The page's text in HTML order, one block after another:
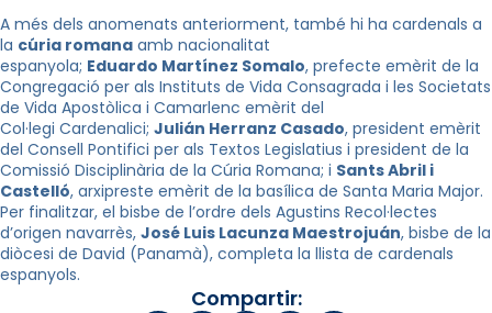
A més dels anomenats anteriorment, també hi ha cardenals a
la cúria romana amb nacionalitat
espanyola; Eduardo Martínez Somalo, prefecte emèrit de la
Congregació per als Instituts de Vida Consagrada i les Societats
de Vida Apostòlica i Camarlenc emèrit del
Col·legi Cardenalici; Julián Herranz Casado, president emèrit
del Consell Pontifici per als Textos Legislatius i president de la
Comissió Disciplinària de la Cúria Romana; i Sants Abril i
Castelló, arxipreste emèrit de la basílica de Santa Maria Major.
Per finalitzar, el bisbe de l’ordre dels Agustins Recol·lectes
d’origen navarrès, José Luis Lacunza Maestrojuán, bisbe de la
diòcesi de David (Panamà), completa la llista de cardenals
espanyols.
Compartir: